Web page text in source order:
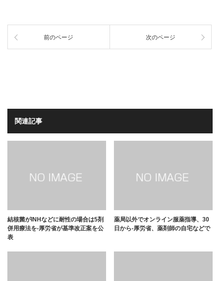
前のページ 次のページ
関連記事
結核菌がINHなどに耐性の場合は5剤
併用療法を-厚労省が基準改正案を公
表
薬局以外でオンライン服薬指導、30
日から-厚労省、薬剤師の自宅などで